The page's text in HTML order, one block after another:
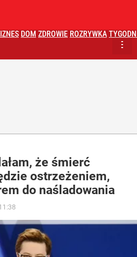
DOM ZDROWIE ROZRYWKA
że śmierć
ostrzeżeniem,
do naśladowania